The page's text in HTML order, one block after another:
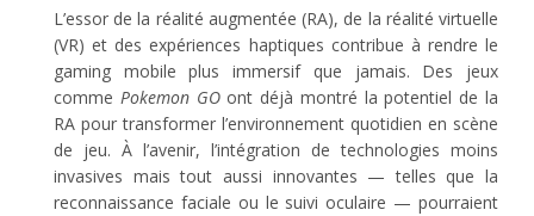
L’essor de la réalité augmentée (RA), de la réalité virtuelle
(VR) et des expériences haptiques contribue à rendre le
gaming mobile plus immersif que jamais. Des jeux
comme Pokemon GOont déjà montré la potentiel de la
RA pour transformer l’environnement quotidien en scène
de jeu. À l’avenir, l’intégration de technologies moins
invasives mais tout aussi innovantes — telles que la
reconnaissance faciale ou le suivi oculaire — pourraient